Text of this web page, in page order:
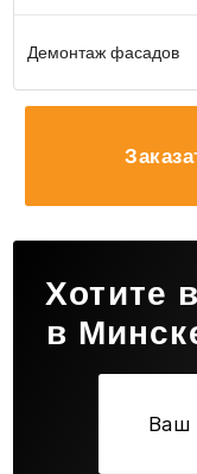
Демонтаж фасадов
Хотите
в